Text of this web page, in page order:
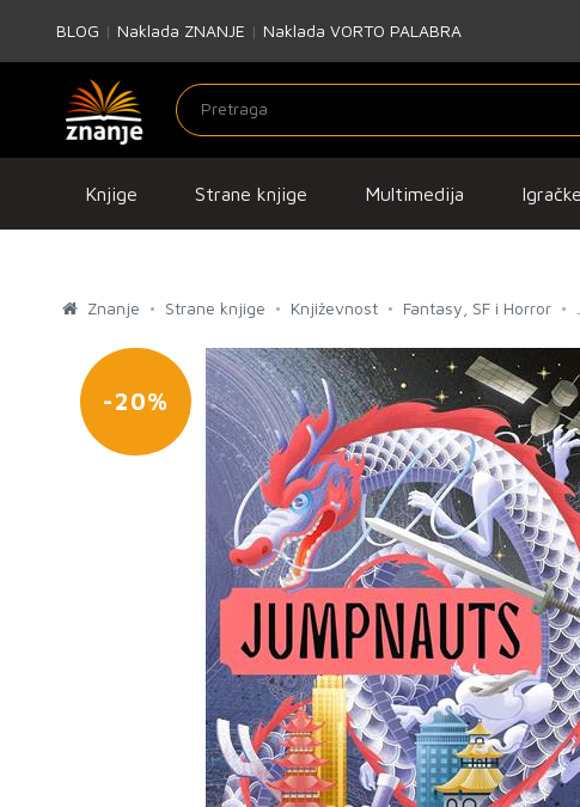
BLOG | Naklada ZNANJE | Naklada VORTO PALABRA
Knjige Strane knjige Multimedija Igračke
Znanje Strane knjige Književnost Fantasy, SF i Horror
-20%